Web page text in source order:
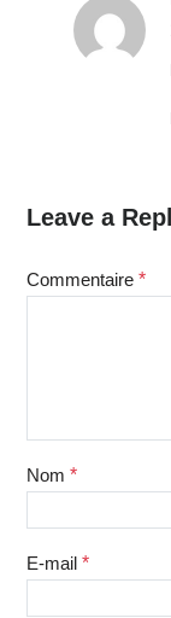
Leave a
Commentaire *
Nom *
E-mail *